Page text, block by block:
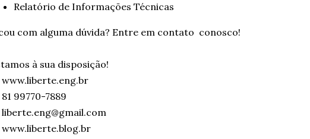
Relatório de Informações Técnicas
com alguma dúvida? Entre em contato conosco!
à sua disposição!
www.liberte.eng.br
81 99770-7889
liberte.eng@gmail.com
www.liberte.blog.br